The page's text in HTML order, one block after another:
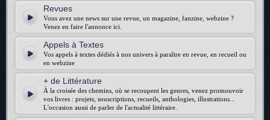
Revues
Vous avez une news sur une revue, un magazine, fanzine, webzine ?
Venez en faire l'annonce ici.
Appels à Textes
Vos appels à textes dédiés à nos univers à paraître en revue, en recueil ou
en webzine
+ de Littérature
À la croisée des chemins, où se recoupent les genres, venez promouvoir
vos livres : projets, souscriptions, recueils, anthologies, illustrations...
L'occasion aussi de parler de l'actualité littéraire.